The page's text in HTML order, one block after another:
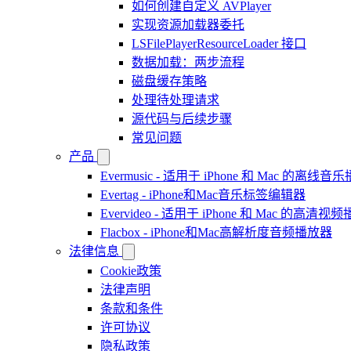
如何创建自定义 AVPlayer
实现资源加载器委托
LSFilePlayerResourceLoader 接口
数据加载：两步流程
磁盘缓存策略
处理待处理请求
源代码与后续步骤
常见问题
产品
Evermusic - 适用于 iPhone 和 Mac 的离线音乐
Evertag - iPhone和Mac音乐标签编辑器
Evervideo - 适用于 iPhone 和 Mac 的高清视频
Flacbox - iPhone和Mac高解析度音频播放器
法律信息
Cookie政策
法律声明
条款和条件
许可协议
隐私政策